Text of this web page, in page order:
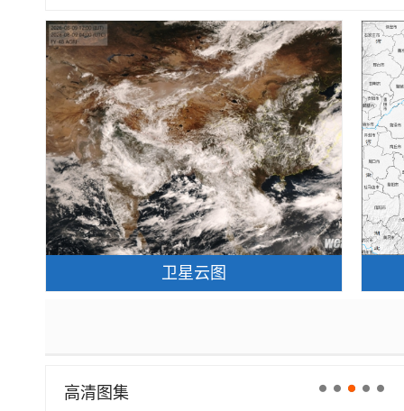
卫星云图
高清图集